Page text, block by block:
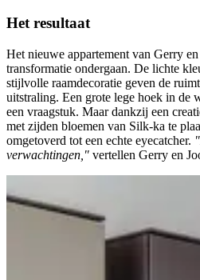
Het resultaat
Het nieuwe appartement van Gerry
transformatie ondergaan. De lichte
stijlvolle raamdecoratie geven de
uitstraling. Een grote lege hoek in de
een vraagstuk. Maar dankzij een
met zijden bloemen van Silk-ka te
omgetoverd tot een echte eyecatcher.
verwachtingen," vertellen Gerry en